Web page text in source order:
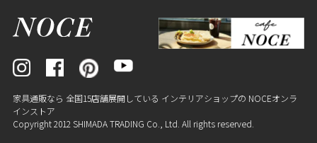
家具通販なら 全国15店舗展開している インテリアショップの NOCEオンラ
インストア
Copyright 2012 SHIMADA TRADING Co., Ltd. All rights reserved.